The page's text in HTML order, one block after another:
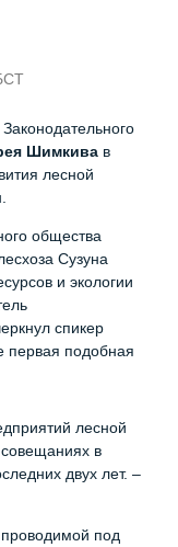
Шимкива в
лесной
общества
Сузуна
и экологии
спикер
первая подобная
лесной
в
двух лет. –
под